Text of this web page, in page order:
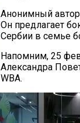
Анонимный автор
Он предлагает
Сербии в семье
Напомним, 25
Александра
WBA.